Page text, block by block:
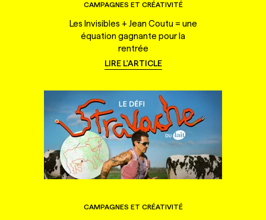
CAMPAGNES ET CRÉATIVITÉ
Les Invisibles + Jean Coutu = une
équation gagnante pour la
rentrée
LIRE L'ARTICLE
CAMPAGNES ET CRÉATIVITÉ